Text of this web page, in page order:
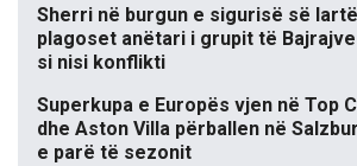
Sherri në burgun e sigurisë së
plagoset anëtari i grupit të
si nisi konflikti
Superkupa e Europës vjen në Top
dhe Aston Villa përballen në
e parë të sezonit